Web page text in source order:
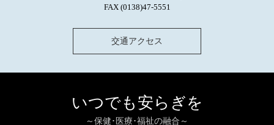
FAX (0138)47-5551
交通アクセス
いつでも安らぎを
～保健･医療･福祉の融合～